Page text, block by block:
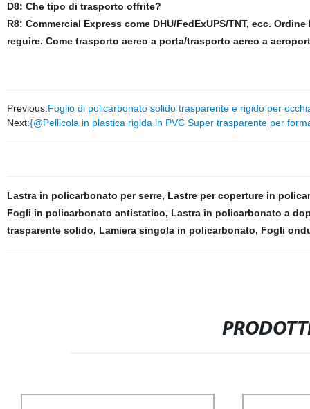
D8: Che tipo di trasporto offrite?
R8: Commercial Express come DHU/FedExUPS/TNT, ecc.
reguire. Come trasporto aereo a porta/trasporto aereo a
Previous:Foglio di policarbonato solido trasparente e rigido per
Next:{@Pellicola in plastica rigida in PVC Super trasparente per
Lastra in policarbonato per serre, Lastre per coperture in
Fogli in policarbonato antistatico, Lastra in policarbonato a
trasparente solido, Lamiera singola in policarbonato, Fogli